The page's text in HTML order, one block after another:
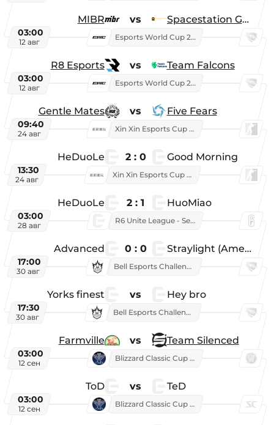
MIBR vs Spacestation Gaming
03:00
12 авг
Esports World Cup 2026
R8 Esports vs Team Falcons
03:00
12 авг
Esports World Cup 2026
Gentle Mates vs Five Fears
09:40
24 авг
Xin Xin Esports Cup 2025
HeDuoLe 2 : 0 Good Morning
13:30
24 авг
Xin Xin Esports Cup 2026
HeDuoLe 2 : 1 HuoMiao
03:00
28 авг
R6 Unite League - Season 1
Advanced 0 : 0 Straylight (American team)
17:00
30 авг
Bell Esports Challenge 2026
Yorks finest vs Hey bro
17:30
30 авг
Bell Esports Challenge 2026
Farmville vs Team Silenced
03:00
12 сен
Blizzard Classic Cup 2026
ToD vs TeD
03:00
12 сен
Blizzard Classic Cup 2026